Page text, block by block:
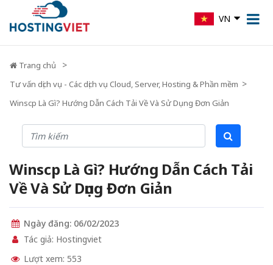
VN
Trang chủ
Tư vấn dịch vụ - Các dịch vụ Cloud, Server, Hosting & Phần mềm
Winscp Là Gì? Hướng Dẫn Cách Tải Về Và Sử Dụng Đơn Giản
Winscp Là Gì? Hướng Dẫn Cách Tải
Về Và Sử Dụng Đơn Giản
Ngày đăng: 06/02/2023
Tác giả: Hostingviet
Lượt xem: 553